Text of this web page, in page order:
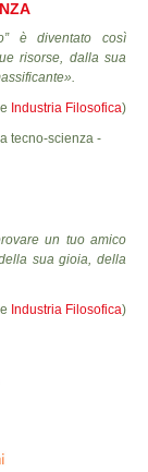
è diventato così
risorse, dalla sua
Industria Filosofica)
un tuo amico
sua gioia, della
Industria Filosofica)